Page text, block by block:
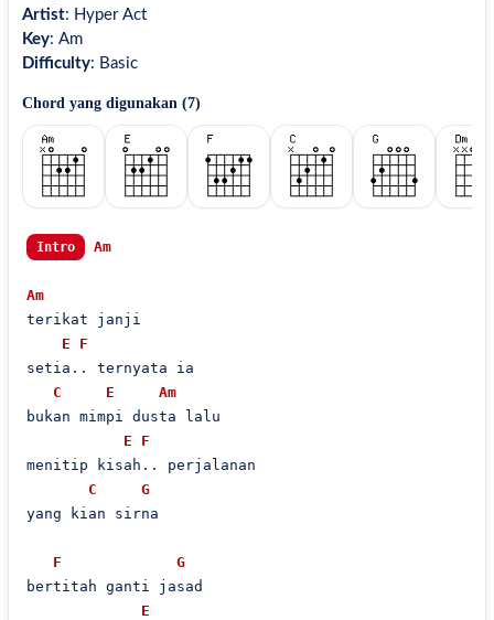
Artist: Hyper Act
Key: Am
Difficulty: Basic
Chord yang digunakan (7)
Intro Am
Am
terikat janji
E
F
setia.. ternyata ia
C
E
Am
bukan mimpi dusta lalu
E
F
menitip kisah.. perjalanan
C
G
yang kian sirna
F
G
bertitah ganti jasad
E